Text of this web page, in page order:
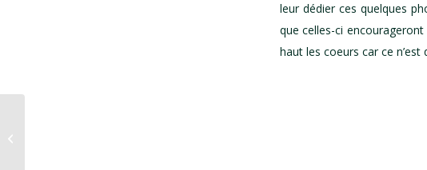
leur dédier ces quelques
que celles-ci
haut les coeurs car ce n’est